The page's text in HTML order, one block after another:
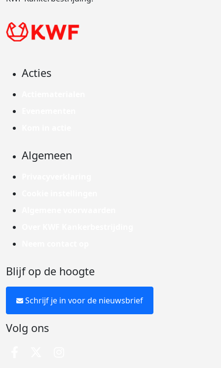
Acties
Algemeen
Blijf op de hoogte
Schrijf je in voor de nieuwsbrief
Volg ons